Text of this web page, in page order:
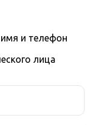
и телефон
лица